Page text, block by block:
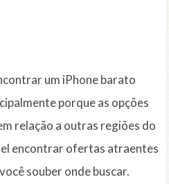
um iPhone barato
porque as opções
relação a outras regiões do
encontrar ofertas atraentes
souber onde buscar.